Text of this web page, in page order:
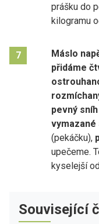
prášku do
kilogramu
7
Máslo
přidáme
pevný
(pekáčku),
upečeme.
kyselejší
Související